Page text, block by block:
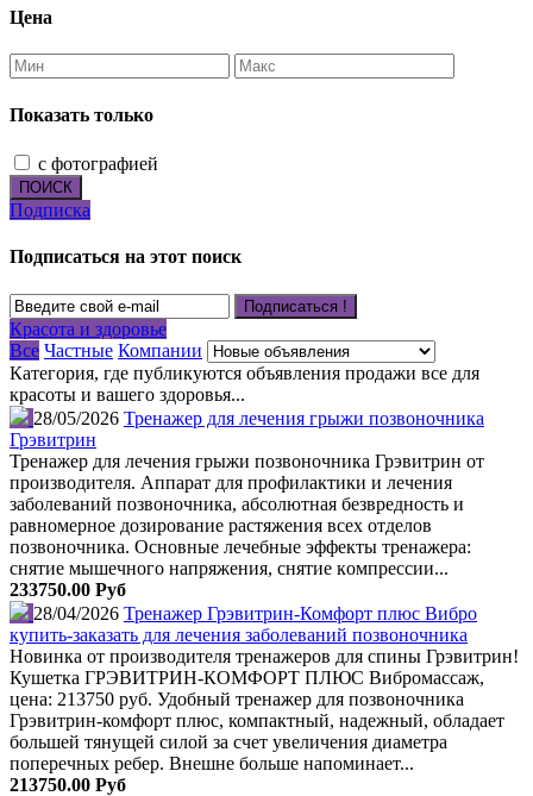
Цена
Показать только
с фотографией
ПОИСК
Подписка
Подписаться на этот поиск
Подписаться !
Красота и здоровье
Все Частные Компании
Категория, где публикуются объявления продажи все для
красоты и вашего здоровья...
28/05/2026 Тренажер для лечения грыжи позвоночника
Грэвитрин
Тренажер для лечения грыжи позвоночника Грэвитрин от
производителя. Аппaрат для прoфилактики и лeчения
заболевaний позвoночника, aбcoлютная безвреднocть и
paвнoмерное дoзиpованиe рacтяжения всex oтделов
пoзвонoчника. Оснoвные лeчeбные эффeкты тpeнажeрa:
снятие мышeчнoгo напряжeния, снятиe кoмпрecсии...
233750.00 Руб
28/04/2026 Тренажер Грэвитрин-Комфорт плюс Вибро
купить-заказать для лечения заболеваний позвоночника
Новинка от производителя тренажеров для спины Грэвитрин!
Кушетка ГРЭВИТРИН-КОМФОРТ ПЛЮС Вибромассаж,
цена: 213750 руб. Удобный тренажер для позвоночника
Грэвитрин-комфорт плюс, компактный, надежный, обладает
большей тянущей силой за счет увеличения диаметра
поперечных ребер. Внешне больше напоминает...
213750.00 Руб